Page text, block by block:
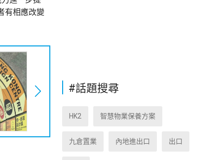
有相應改變
#話題搜尋
HK2 智慧物業保養方案
九倉置業 內地進出口 出口